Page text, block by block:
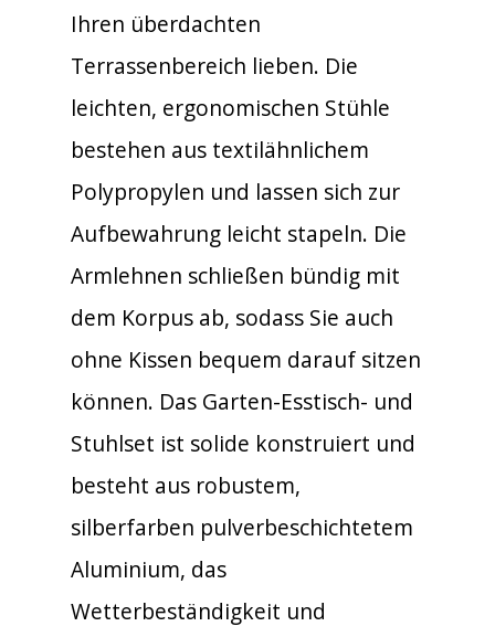
Ihren überdachten
Terrassenbereich lieben. Die
leichten, ergonomischen Stühle
bestehen aus textilähnlichem
Polypropylen und lassen sich zur
Aufbewahrung leicht stapeln. Die
Armlehnen schließen bündig mit
dem Korpus ab, sodass Sie auch
ohne Kissen bequem darauf sitzen
können. Das Garten-Esstisch- und
Stuhlset ist solide konstruiert und
besteht aus robustem,
silberfarben pulverbeschichtetem
Aluminium, das
Wetterbeständigkeit und